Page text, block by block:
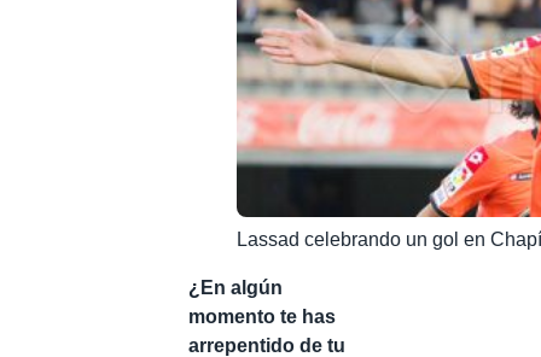
Lassad celebrando un gol en
¿En algún
momento te has
arrepentido de tu